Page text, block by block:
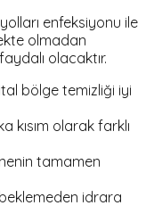
enfeksiyonu ile
olmadan
olacaktır.
bölge temizliği iyi
kısım olarak farklı
tamamen
idrara